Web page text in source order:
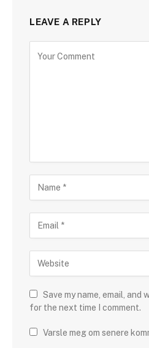
LEAVE A REPLY
Save my name, email, and
for the next time I comment.
Varsle meg om senere